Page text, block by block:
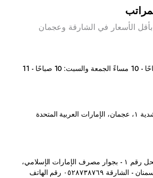
الأسعار في الشارقة وعجمان
الأحد - الخميس: 10 صباحًا - 10 مساءً الجمعة والسبت: 10 صباحًا - 11
ماتريس فور لس، الراشدية ١، عجمان، الإمارات العربية المتحدة
مستشفى القاسمية - محل رقم ١ - بجوار مصرف الإمارات الإسلامي،